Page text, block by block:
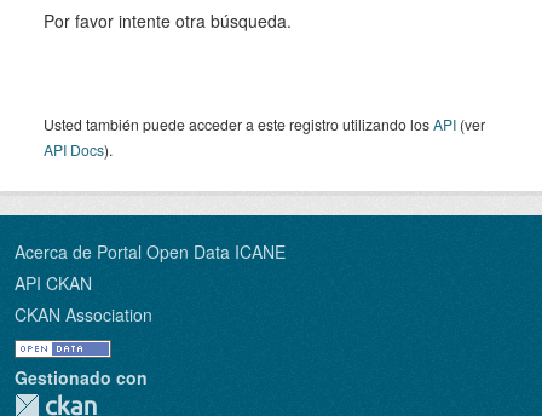
Por favor intente otra búsqueda.
Usted también puede acceder a este registro utilizando losAPI (ver
API Docs).
Acerca de Portal Open Data ICANE
API CKAN
CKAN Association
Gestionado con